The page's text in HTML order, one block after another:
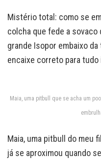
Mistério total: como se
colcha que fede a sovaco
grande Isopor embaixo
encaixe correto para
Maia, uma pitbull que se acha um
Maia, uma pitbull do meu
já se aproximou quando